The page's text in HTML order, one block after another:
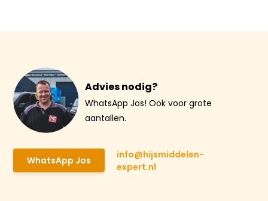
Advies nodig?
WhatsApp Jos! Ook voor grote
aantallen.
WhatsApp Jos
info@hijsmiddelen-
expert.nl